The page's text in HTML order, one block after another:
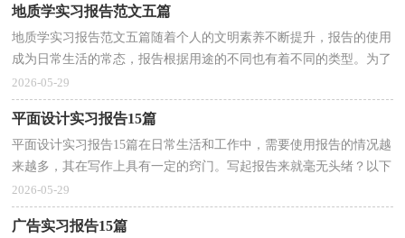
地质学实习报告范文五篇
地质学实习报告范文五篇随着个人的文明素养不断提升，报告的使用
成为日常生活的常态，报告根据用途的不同也有着不同的类型。为了
让您不再为写报告头疼，下面是小编帮大家整理的地...
2026-05-29
平面设计实习报告15篇
平面设计实习报告15篇在日常生活和工作中，需要使用报告的情况越
来越多，其在写作上具有一定的窍门。写起报告来就毫无头绪？以下
是小编整理的平面设计实习报告，欢迎大家分享。平面...
2026-05-29
广告实习报告15篇